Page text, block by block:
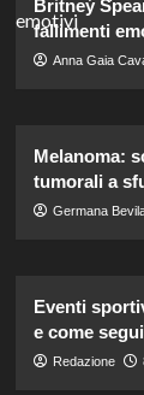
Britney
fallimenti
Anna Gaia
Melanoma:
tumorali a
Germana
Eventi
e come
Redazione